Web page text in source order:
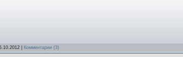
Комментарии (3)